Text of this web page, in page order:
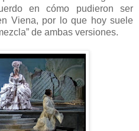
en cómo pudieron ser
Viena, por lo que hoy suele
de ambas versiones.